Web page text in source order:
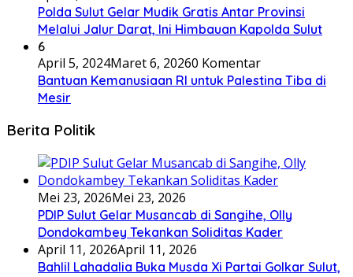
Polda Sulut Gelar Mudik Gratis Antar Provinsi
Melalui Jalur Darat, Ini Himbauan Kapolda Sulut
6
April 5, 2024Maret 6, 20260 Komentar
Bantuan Kemanusiaan RI untuk Palestina Tiba di
Mesir
Berita Politik
Mei 23, 2026Mei 23, 2026
PDIP Sulut Gelar Musancab di Sangihe, Olly
Dondokambey Tekankan Soliditas Kader
April 11, 2026April 11, 2026
Bahlil Lahadalia Buka Musda Xi Partai Golkar Sulut,